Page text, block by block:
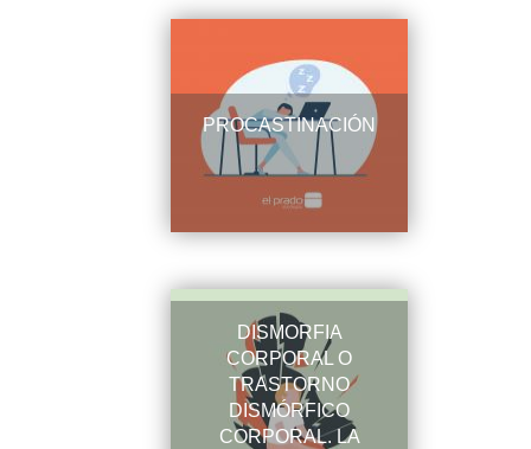
PROCASTINACIÓN
DISMORFIA
CORPORAL O
TRASTORNO
DISMÓRFICO
CORPORAL. LA